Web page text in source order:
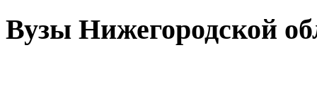
Вузы Нижегородской